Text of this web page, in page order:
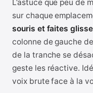
L’astuce que peu de
sur chaque
souris et faites
colonne de gauche
de la tranche se
geste les réactive.
voix brute face à la